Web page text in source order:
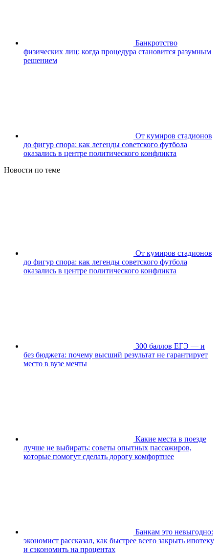
Банкротство
физических лиц: когда процедура становится разумным
решением
От кумиров стадионов
до фигур спора: как легенды советского футбола
оказались в центре политического конфликта
Новости по теме
От кумиров стадионов
до фигур спора: как легенды советского футбола
оказались в центре политического конфликта
300 баллов ЕГЭ — и
без бюджета: почему высший результат не гарантирует
место в вузе мечты
Какие места в поезде
лучше не выбирать: советы опытных пассажиров,
которые помогут сделать дорогу комфортнее
Банкам это невыгодно:
экономист рассказал, как быстрее всего закрыть ипотеку
и сэкономить на процентах